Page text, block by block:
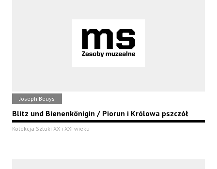
Joseph Beuys
Blitz und Bienenkönigin / Piorun i Królowa pszczół
Kolekcja Sztuki XX i XXI wieku